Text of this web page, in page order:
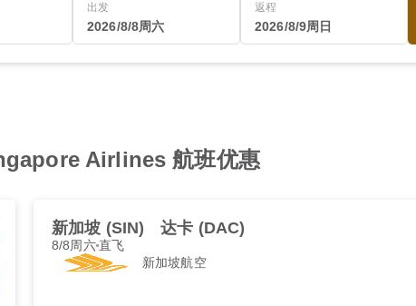
出发
2026/8/8周六
返程
2026/8/9周日
Airlines 航班优惠
新加坡 (SIN) 达卡 (DAC)
8/8周六直飞
新加坡航空